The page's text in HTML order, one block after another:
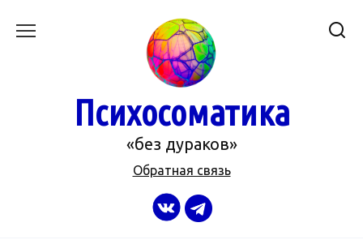
Психосоматика
«без дураков»
Обратная связь